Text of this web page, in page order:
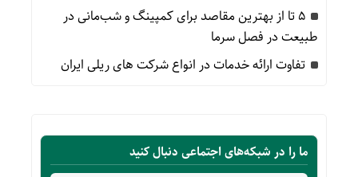
۵ تا از بهترین مقاصد برای کمپینگ و شب‌مانی در
طبیعت در فصل سرما
تفاوت ارائه خدمات در انواع شرکت های ریلی ایران
ما را در شبکه‌های اجتماعی دنبال کنید